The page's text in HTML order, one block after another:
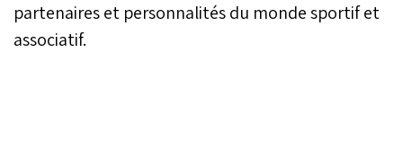
partenaires et personnalités du monde sportif et
associatif.